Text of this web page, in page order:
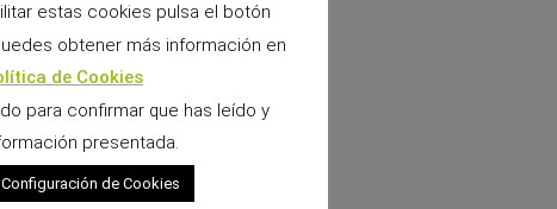
estas cookies pulsa el botón
obtener más información en
de Cookies
para confirmar que has leído y
presentada.
Configuración de Cookies